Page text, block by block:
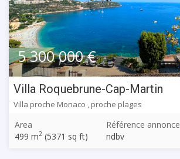
5 300 000 €
Villa Roquebrune-Cap-Martin
Villa proche Monaco , proche plages
Area
499 m2 (5371 sq ft)
Référence annonce
ndbv